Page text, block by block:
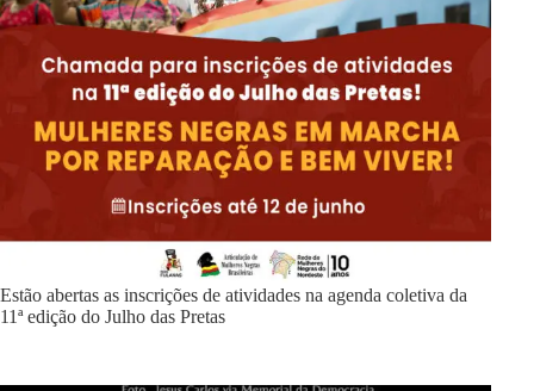
Estão abertas as inscrições de atividades na agenda coletiva da
11ª edição do Julho das Pretas